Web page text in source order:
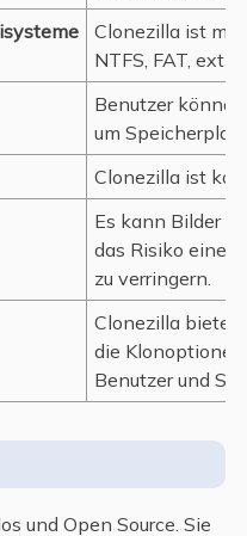
Clonezilla ist
NTFS, FAT,
Benutzer
um
Clonezilla ist
Es kann Bilder
das Risiko einer
zu verringern.
Clonezilla bietet
die
Benutzer und
und Open Source. Sie